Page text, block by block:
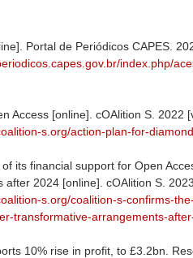
Portal de Periódicos CAPES.
index.php/
Access [online]. cOAlition S. 2022
s.org/action-plan-for-
its financial support for Open
after 2024 [online]. cOAlition S.
s.org/coalition-s-confirms-
transformative-arrangements-
10% rise in profit, to £3.2bn.